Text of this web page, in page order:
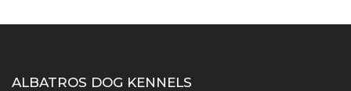
ALBATROS DOG KENNELS